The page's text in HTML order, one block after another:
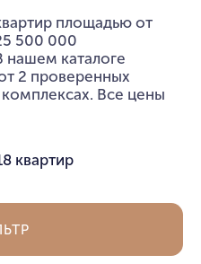
площадью от
500 000
нашем каталоге
2 проверенных
Все цены
квартир